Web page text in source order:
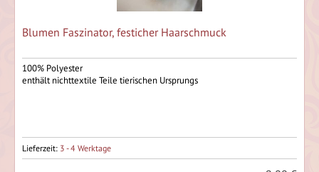
Blumen Faszinator, festicher Haarschmuck
100% Polyester
enthält nichttextile Teile tierischen Ursprungs
Lieferzeit: 3 - 4 Werktage